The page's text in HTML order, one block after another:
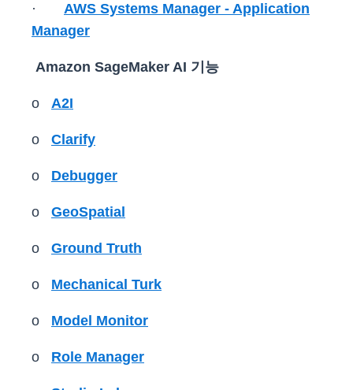
· AWS Systems Manager - Application
Manager
Amazon SageMaker AI 기능
o A2I
o Clarify
o Debugger
o GeoSpatial
o Ground Truth
o Mechanical Turk
o Model Monitor
o Role Manager